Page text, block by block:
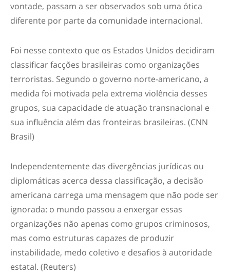
vontade, passam a ser observados sob uma ótica
diferente por parte da comunidade internacional.
Foi nesse contexto que os Estados Unidos decidiram
classificar facções brasileiras como organizações
terroristas. Segundo o governo norte-americano, a
medida foi motivada pela extrema violência desses
grupos, sua capacidade de atuação transnacional e
sua influência além das fronteiras brasileiras. (CNN
Brasil⁠)
Independentemente das divergências jurídicas ou
diplomáticas acerca dessa classificação, a decisão
americana carrega uma mensagem que não pode ser
ignorada: o mundo passou a enxergar essas
organizações não apenas como grupos criminosos,
mas como estruturas capazes de produzir
instabilidade, medo coletivo e desafios à autoridade
estatal. (Reuters⁠)